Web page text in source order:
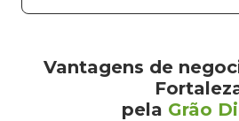
Vantagens de
pela Grão